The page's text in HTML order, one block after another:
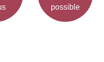
possible